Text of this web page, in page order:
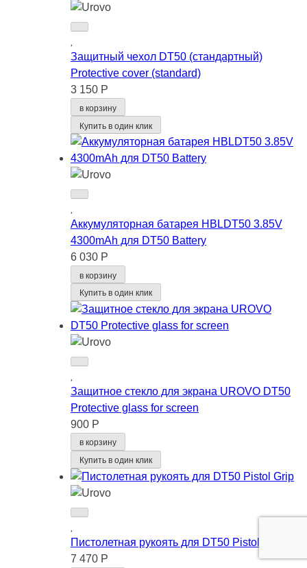
Защитный чехол DT50 (стандартный)
Protective cover (standard)
3 150 Р
в корзину
Купить в один клик
Аккумуляторная батарея HBLDT50 3.85V
4300mAh для DT50 Battery
6 030 Р
в корзину
Купить в один клик
Защитное стекло для экрана UROVO DT50
Protective glass for screen
900 Р
в корзину
Купить в один клик
Пистолетная рукоять для DT50 Pistol Grip
7 470 Р